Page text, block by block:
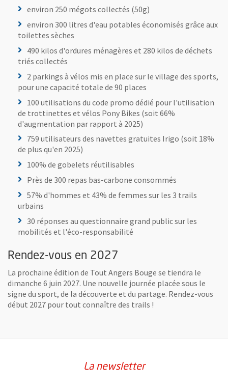
environ 250 mégots collectés (50g)
environ 300 litres d'eau potables économisés grâce aux
toilettes sèches
490 kilos d'ordures ménagères et 280 kilos de déchets
triés collectés
2 parkings à vélos mis en place sur le village des sports,
pour une capacité totale de 90 places
100 utilisations du code promo dédié pour l'utilisation
de trottinettes et vélos Pony Bikes (soit 66%
d'augmentation par rapport à 2025)
759 utilisateurs des navettes gratuites Irigo (soit 18%
de plus qu'en 2025)
100% de gobelets réutilisables
Près de 300 repas bas-carbone consommés
57% d'hommes et 43% de femmes sur les 3 trails
urbains
30 réponses au questionnaire grand public sur les
mobilités et l'éco-responsabilité
Rendez-vous en 2027
La prochaine édition de Tout Angers Bouge se tiendra le
dimanche 6 juin 2027. Une nouvelle journée placée sous le
signe du sport, de la découverte et du partage. Rendez-vous
début 2027 pour tout connaître des trails !
La newsletter